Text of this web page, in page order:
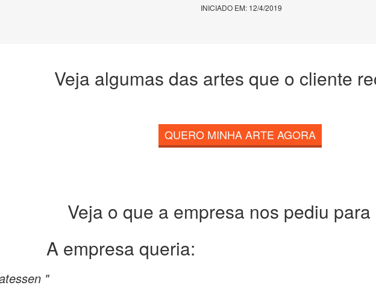
INICIADO EM: 12/4/2019
Veja algumas das artes que o cliente
QUERO MINHA ARTE AGORA
Veja o que a empresa nos pediu para
A empresa queria:
"